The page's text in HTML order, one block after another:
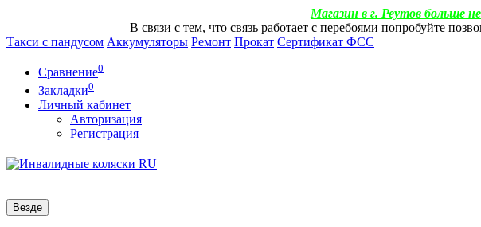
Магазин в г. Реутов больше
В связи с тем, что связь работает с перебоями попробуйте
Такси с пандусом Аккумуляторы Ремонт Прокат Сертификат ФСС
Сравнение0
Закладки0
Личный кабинет
Авторизация
Регистрация
Везде